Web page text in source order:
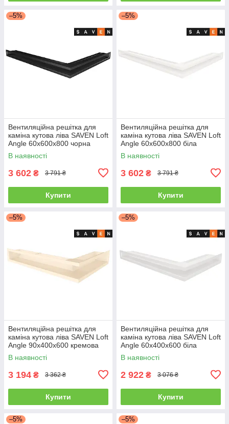
–5%
Вентиляційна решітка для
каміна кутова ліва SAVEN Loft
Angle 60х600х800 чорна
В наявності
3 602 ₴ 3 791 ₴
Купити
–5%
Вентиляційна решітка для
каміна кутова ліва SAVEN Loft
Angle 60х600х800 біла
В наявності
3 602 ₴ 3 791 ₴
Купити
–5%
Вентиляційна решітка для
каміна кутова ліва SAVEN Loft
Angle 90х400х600 кремова
В наявності
3 194 ₴ 3 362 ₴
Купити
–5%
Вентиляційна решітка для
каміна кутова ліва SAVEN Loft
Angle 60х400х600 біла
В наявності
2 922 ₴ 3 076 ₴
Купити
–5% –5%